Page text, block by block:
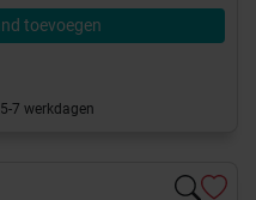
toevoegen
7 werkdagen